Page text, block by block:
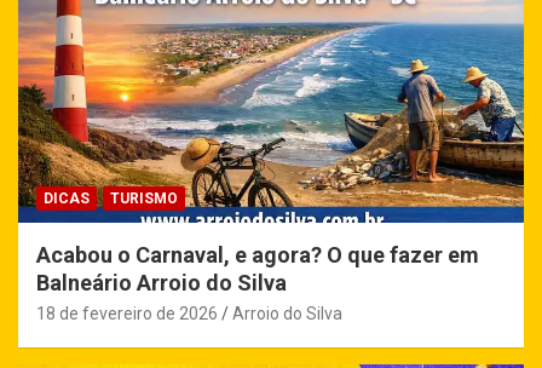
DICAS TURISMO
Acabou o Carnaval, e agora? O que fazer em
Balneário Arroio do Silva
18 de fevereiro de 2026 Arroio do Silva